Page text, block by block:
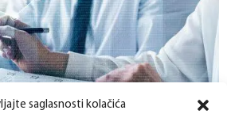
saglasnosti kolačića
kredit